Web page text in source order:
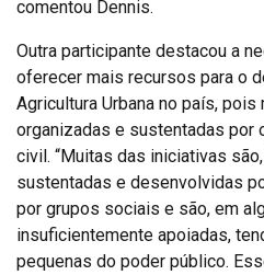
comentou Dennis.
Outra participante destacou a
oferecer mais recursos para o
Agricultura Urbana no país,
organizadas e sustentadas por
civil. “Muitas das iniciativas
sustentadas e desenvolvidas
por grupos sociais e são, em
insuficientemente apoiadas,
pequenas do poder público.